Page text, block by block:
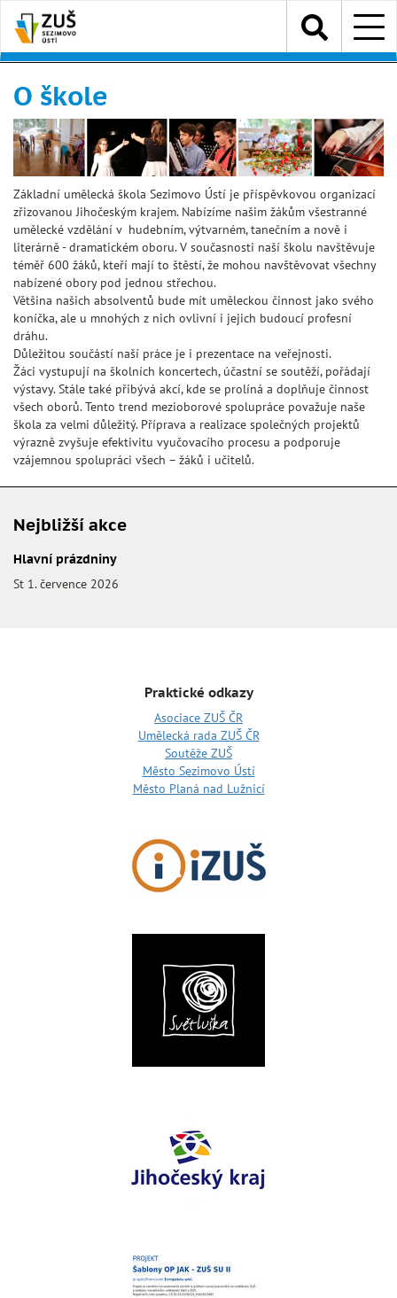
hlavnímu
obsahu
Menu
O škole
Základní umělecká škola Sezimovo Ústí je příspěvkovou organizací
zřizovanou Jihočeským krajem. Nabízíme našim žákům všestranné
umělecké vzdělání v hudebním, výtvarném, tanečním a nově i
literárně - dramatickém oboru. V současnosti naší školu navštěvuje
téměř 600 žáků, kteří mají to štěstí, že mohou navštěvovat všechny
nabízené obory pod jednou střechou.
Většina našich absolventů bude mít uměleckou činnost jako svého
koníčka, ale u mnohých z nich ovlivní i jejich budoucí profesní
dráhu.
Důležitou součástí naší práce je i prezentace na veřejnosti.
Žáci vystupují na školních koncertech, účastní se soutěží, pořádají
výstavy. Stále také přibývá akcí, kde se prolíná a doplňuje činnost
všech oborů. Tento trend mezioborové spolupráce považuje naše
škola za velmi důležitý. Příprava a realizace společných projektů
výrazně zvyšuje efektivitu vyučovacího procesu a podporuje
vzájemnou spolupráci všech – žáků i učitelů.
Nejbližší akce
Hlavní prázdniny
St 1. července 2026
Praktické odkazy
Asociace ZUŠ ČR
Umělecká rada ZUŠ ČR
Soutěže ZUŠ
Město Sezimovo Ústí
Město Planá nad Lužnicí